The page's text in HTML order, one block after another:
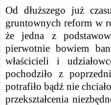
Od dłuższego już
gruntownych reform w
że jedna z
pierwotnie bowiem
właścicieli i
pochodziło z
potrafiło bądź nie
przekształcenia